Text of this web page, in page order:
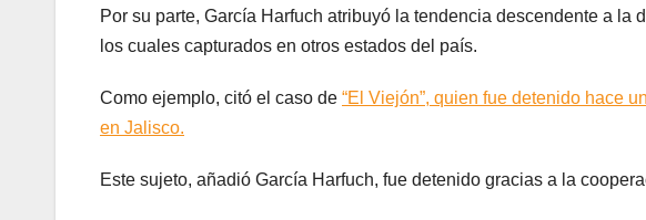
Por su parte, García Harfuch atribuyó la tendencia descendente a
los cuales capturados en otros estados del país.
Como ejemplo, citó el caso de “El Viejón”, quien fue detenido hace
en Jalisco.
Este sujeto, añadió García Harfuch, fue detenido gracias a la